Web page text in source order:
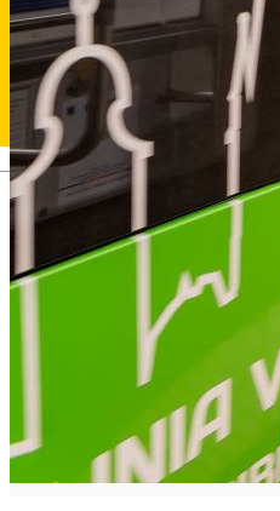
Deutsch